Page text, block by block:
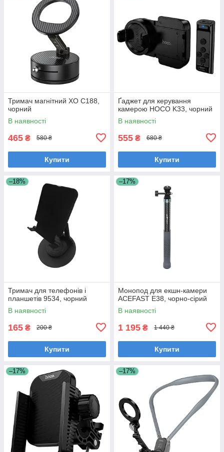
Тримач магнітний XO C188,
чорний
В наявності
465 ₴ 580 ₴
Купити
Ґаджет для керування
камерою HOCO K33, чорний
В наявності
555 ₴ 680 ₴
Купити
–18%
Тримач для телефонів і
планшетів 9534, чорний
В наявності
165 ₴ 200 ₴
Купити
–17%
Монопод для екшн-камери
ACEFAST E38, чорно-сірий
В наявності
1 195 ₴ 1 440 ₴
Купити
–17% –17%